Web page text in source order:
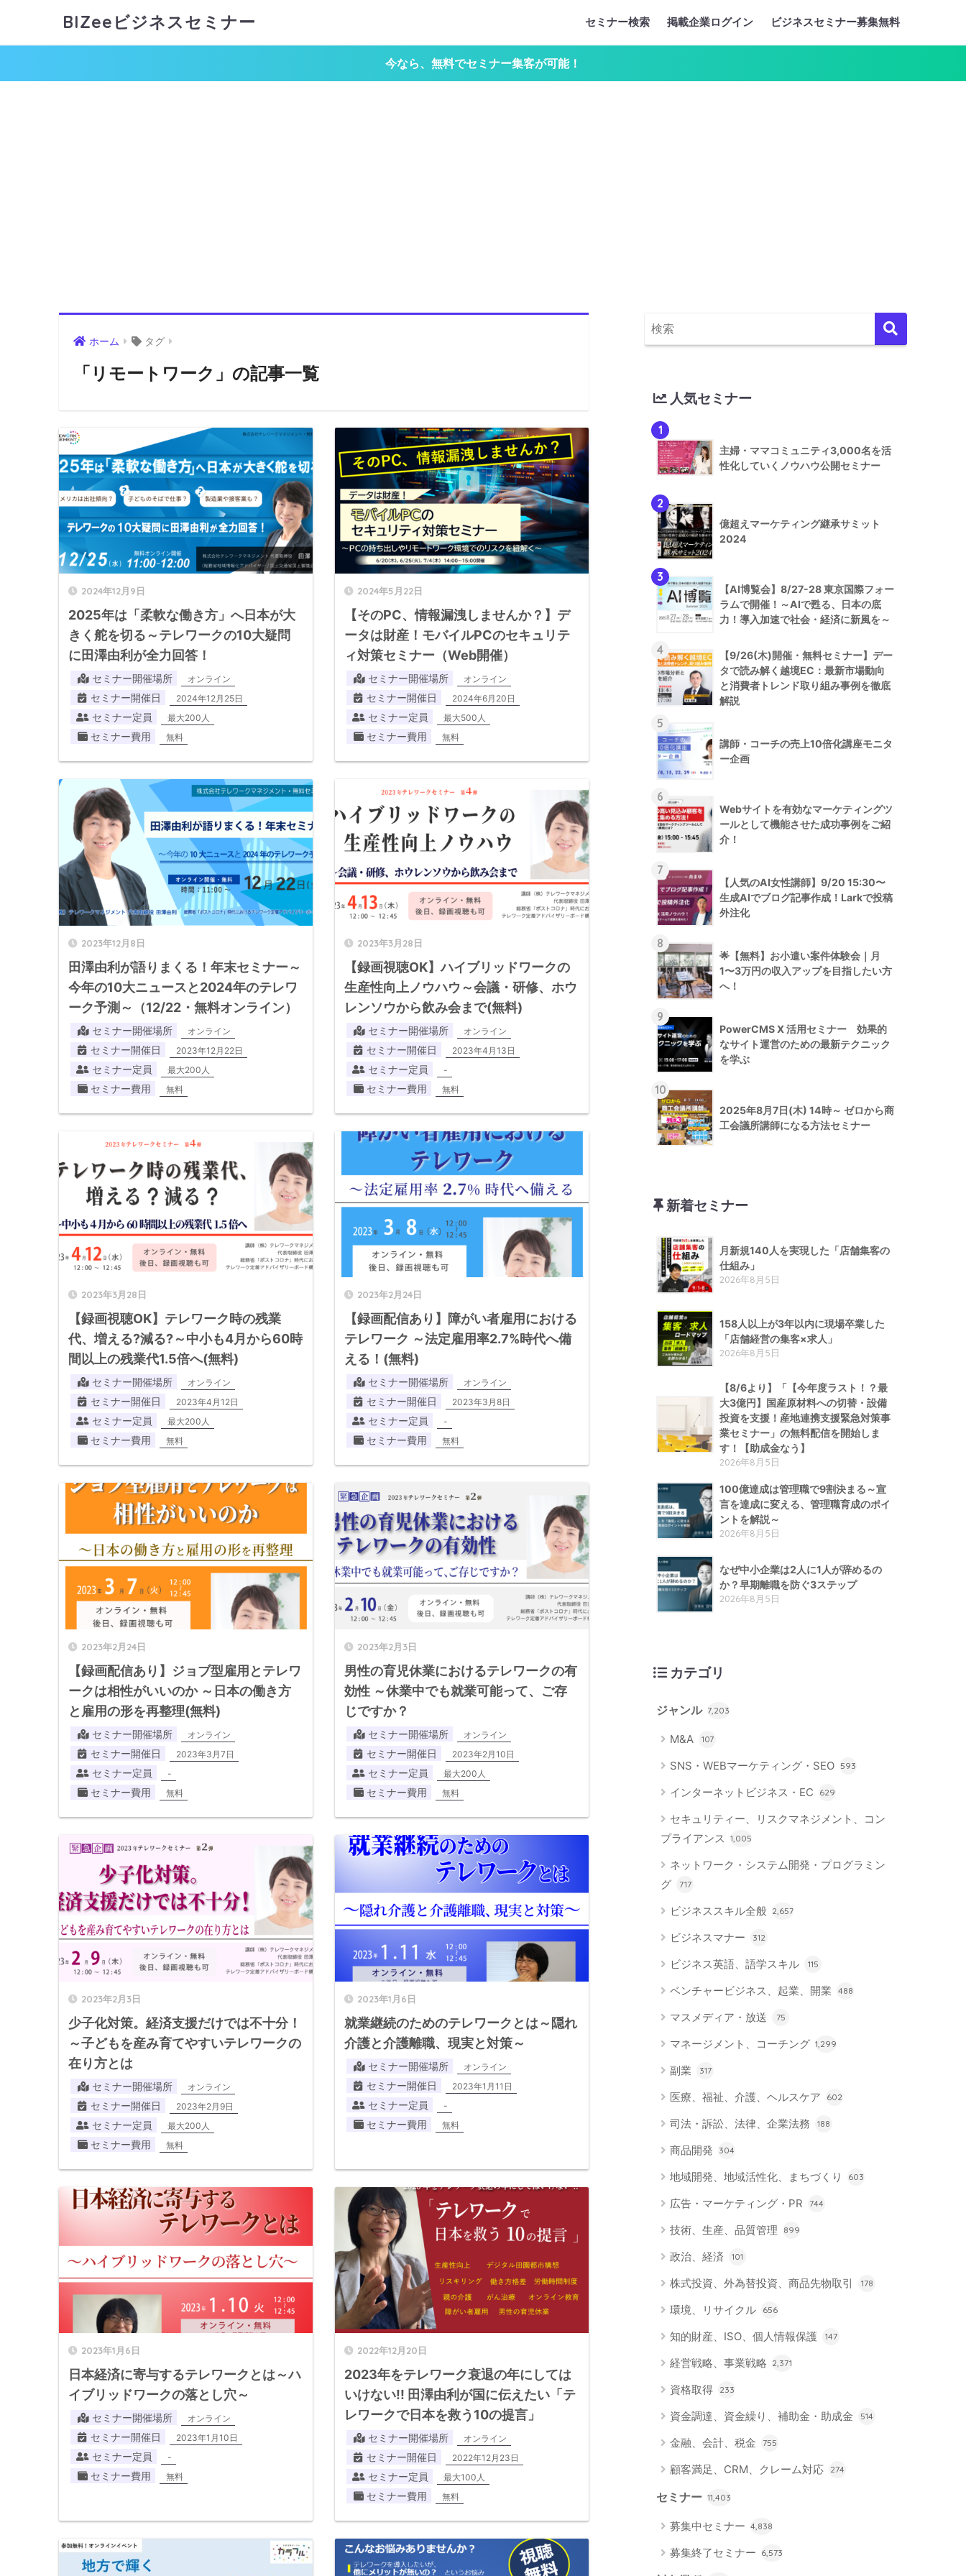
BIZeeビジネスセミナー セミナー検索 掲載企業ログイン ビジネスセミナー募集無料
今なら、無料でセミナー集客が可能！
ホーム タグ
「リモートワーク」の記事一覧
2024年12月9日
2025年は「柔軟な働き方」へ日本が大
きく舵を切る～テレワークの10大疑問
に田澤由利が全力回答！
セミナー開催場所 オンライン
セミナー開催日 2024年12月25日
セミナー定員 最大200人
セミナー費用 無料
2024年5月22日
【そのPC、情報漏洩しませんか？】デ
ータは財産！モバイルPCのセキュリテ
ィ対策セミナー（Web開催）
セミナー開催場所 オンライン
セミナー開催日 2024年6月20日
セミナー定員 最大500人
セミナー費用 無料
2023年12月8日
田澤由利が語りまくる！年末セミナー～
今年の10大ニュースと2024年のテレワ
ーク予測～（12/22・無料オンライン）
セミナー開催場所 オンライン
セミナー開催日 2023年12月22日
セミナー定員 最大200人
セミナー費用 無料
2023年3月28日
【録画視聴OK】ハイブリッドワークの
生産性向上ノウハウ～会議・研修、ホウ
レンソウから飲み会まで(無料)
セミナー開催場所 オンライン
セミナー開催日 2023年4月13日
セミナー定員 -
セミナー費用 無料
2023年3月28日
【録画視聴OK】テレワーク時の残業
代、増える?減る?～中小も4月から60時
間以上の残業代1.5倍へ(無料)
セミナー開催場所 オンライン
セミナー開催日 2023年4月12日
セミナー定員 最大200人
セミナー費用 無料
2023年2月24日
【録画配信あり】障がい者雇用における
テレワーク ～法定雇用率2.7%時代へ備
える！(無料)
セミナー開催場所 オンライン
セミナー開催日 2023年3月8日
セミナー定員 -
セミナー費用 無料
2023年2月24日
【録画配信あり】ジョブ型雇用とテレワ
ークは相性がいいのか ～日本の働き方
と雇用の形を再整理(無料)
セミナー開催場所 オンライン
セミナー開催日 2023年3月7日
セミナー定員 -
セミナー費用 無料
2023年2月3日
男性の育児休業におけるテレワークの有
効性 ～休業中でも就業可能って、ご存
じですか？
セミナー開催場所 オンライン
セミナー開催日 2023年2月10日
セミナー定員 最大200人
セミナー費用 無料
2023年2月3日
少子化対策。経済支援だけでは不十分！
～子どもを産み育てやすいテレワークの
在り方とは
セミナー開催場所 オンライン
セミナー開催日 2023年2月9日
セミナー定員 最大200人
セミナー費用 無料
2023年1月6日
就業継続のためのテレワークとは～隠れ
介護と介護離職、現実と対策～
セミナー開催場所 オンライン
セミナー開催日 2023年1月11日
セミナー定員 -
セミナー費用 無料
2023年1月6日
日本経済に寄与するテレワークとは～ハ
イブリッドワークの落とし穴～
セミナー開催場所 オンライン
セミナー開催日 2023年1月10日
セミナー定員 -
セミナー費用 無料
2022年12月20日
2023年をテレワーク衰退の年にしては
いけない!! 田澤由利が国に伝えたい「テ
レワークで日本を救う10の提言」
セミナー開催場所 オンライン
セミナー開催日 2022年12月23日
セミナー定員 最大100人
セミナー費用 無料
人気セミナー
1
主婦・ママコミュニティ3,000名を活
性化していくノウハウ公開セミナー
2
億超えマーケティング継承サミット
2024
3
【AI博覧会】8/27-28 東京国際フォー
ラムで開催！～AIで甦る、日本の底
力！導入加速で社会・経済に新風を～
4
【9/26(木)開催・無料セミナー】デー
タで読み解く越境EC：最新市場動向
と消費者トレンド取り組み事例を徹底
解説
5
講師・コーチの売上10倍化講座モニタ
ー企画
6
Webサイトを有効なマーケティングツ
ールとして機能させた成功事例をご紹
介！
7
【人気のAI女性講師】9/20 15:30〜
生成AIでブログ記事作成！Larkで投稿
外注化
8
🌟【無料】お小遣い案件体験会｜月
1〜3万円の収入アップを目指したい方
へ！
9
PowerCMS X 活用セミナー 効果的
なサイト運営のための最新テクニック
を学ぶ
10
2025年8月7日(木) 14時～ ゼロから商
工会議所講師になる方法セミナー
新着セミナー
月新規140人を実現した「店舗集客の
仕組み」
2026年8月5日
158人以上が3年以内に現場卒業した
「店舗経営の集客×求人」
2026年8月5日
【8/6より】「【今年度ラスト！？最
大3億円】国産原材料への切替・設備
投資を支援！産地連携支援緊急対策事
業セミナー」の無料配信を開始しま
す！【助成金なう】
2026年8月5日
100億達成は管理職で9割決まる～宣
言を達成に変える、管理職育成のポイ
ントを解説～
2026年8月5日
なぜ中小企業は2人に1人が辞めるの
か？早期離職を防ぐ3ステップ
2026年8月5日
カテゴリ
ジャンル 7,203
M&A 107
SNS・WEBマーケティング・SEO 593
インターネットビジネス・EC 629
セキュリティー、リスクマネジメント、コン
プライアンス
1,005
ネットワーク・システム開発・プログラミン
グ
717
ビジネススキル全般 2,657
ビジネスマナー 312
ビジネス英語、語学スキル 115
ベンチャービジネス、起業、開業 488
マスメディア・放送 75
マネージメント、コーチング 1,299
副業 317
医療、福祉、介護、ヘルスケア 602
司法・訴訟、法律、企業法務 188
商品開発 304
地域開発、地域活性化、まちづくり 603
広告・マーケティング・PR 744
技術、生産、品質管理 899
政治、経済 101
株式投資、外為替投資、商品先物取引 178
環境、リサイクル 656
知的財産、ISO、個人情報保護 147
経営戦略、事業戦略 2,371
資格取得 233
資金調達、資金繰り、補助金・助成金 514
金融、会計、税金 755
顧客満足、CRM、クレーム対応 274
セミナー 11,403
募集中セミナー 4,838
募集終了セミナー 6,573